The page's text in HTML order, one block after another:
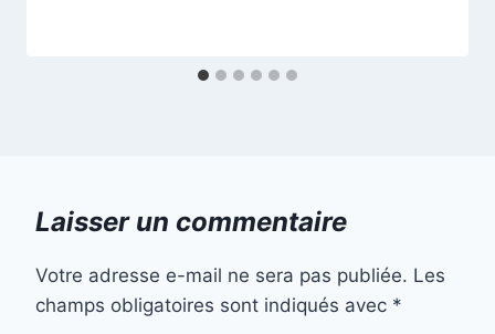
Laisser un commentaire
Votre adresse e-mail ne sera pas publiée. Les
champs obligatoires sont indiqués avec *